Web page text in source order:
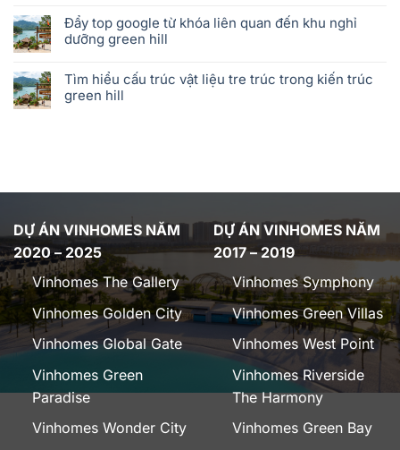
Đẩy top google từ khóa liên quan đến khu nghỉ
dưỡng green hill
Tìm hiểu cấu trúc vật liệu tre trúc trong kiến trúc
green hill
DỰ ÁN VINHOMES NĂM
2020 – 2025
Vinhomes The Gallery
Vinhomes Golden City
Vinhomes Global Gate
Vinhomes Green
Paradise
Vinhomes Wonder City
DỰ ÁN VINHOMES NĂM
2017 – 2019
Vinhomes Symphony
Vinhomes Green Villas
Vinhomes West Point
Vinhomes Riverside
The Harmony
Vinhomes Green Bay